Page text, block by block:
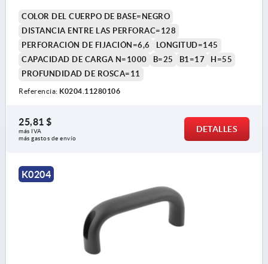
COLOR DEL CUERPO DE BASE=NEGRO
DISTANCIA ENTRE LAS PERFORAC=128
PERFORACIÓN DE FIJACIÓN=6,6
LONGITUD=145
CAPACIDAD DE CARGA N=1000
B=25 B1=17
H=55
PROFUNDIDAD DE ROSCA=11
Referencia: K0204.11280106
25,81 $
más IVA
más gastos de envío
DETALLES
K0204